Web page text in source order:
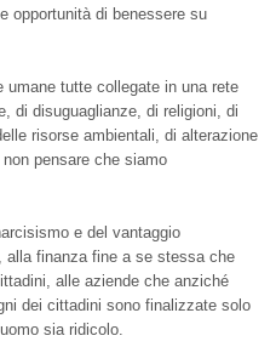
opportunità di benessere su
tutte collegate in una rete
di disuguaglianze, di religioni, di
risorse ambientali, di alterazione
pensare che siamo
e del vantaggio
finanza fine a se stessa che
alle aziende che anziché
dei cittadini sono finalizzate solo
sia ridicolo.